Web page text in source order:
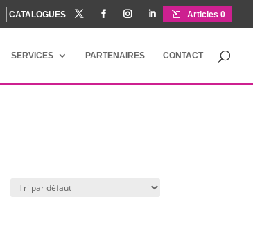
CATALOGUES     Articles 0
SERVICES PARTENAIRES CONTACT